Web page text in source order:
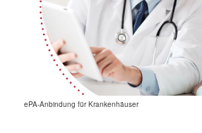
ePA-Anbindung für Krankenhäuser